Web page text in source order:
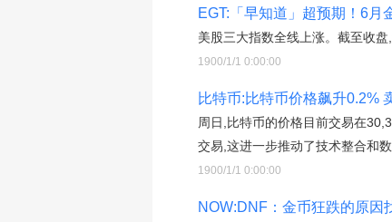
EGT:「早知道」超预期！6
美股三大指数全线上涨。截至收
1900/1/1 0:00:00
比特币:比特币价格飙升0.2%
周日,比特币的价格目前交易在
交易,这进一步推动了技术整合和
1900/1/1 0:00:00
NOW:DNF：金币狂跌的原因